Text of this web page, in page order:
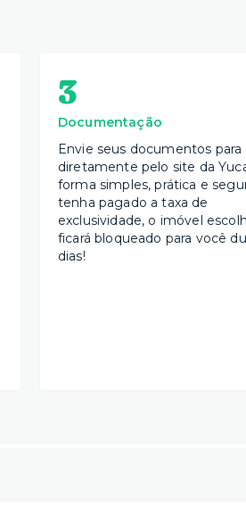
3
Documentação
Envie seus documentos para
diretamente pelo site da
forma simples, prática e
tenha pagado a taxa de
exclusividade, o imóvel
ficará bloqueado para você
dias!